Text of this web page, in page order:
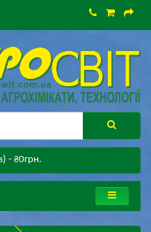
- ₴0грн.